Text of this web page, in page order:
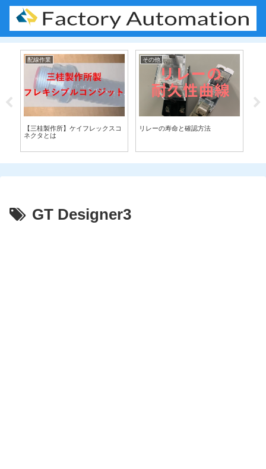
配線作業
【三桂製作所】ケイフレックスコ
ネクタとは
その他
リレーの寿命と確認方法
GT Designer3